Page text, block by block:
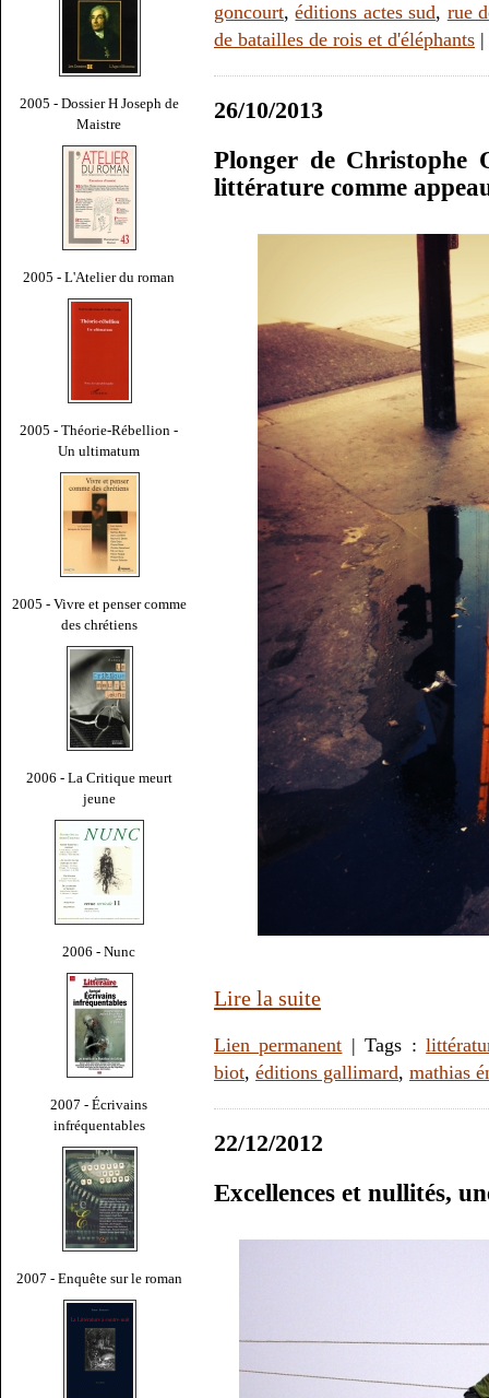
2005 - Dossier H Joseph de
Maistre
2005 - L'Atelier du roman
2005 - Théorie-Rébellion -
Un ultimatum
2005 - Vivre et penser comme
des chrétiens
2006 - La Critique meurt
jeune
2006 - Nunc
2007 - Écrivains
infréquentables
2007 - Enquête sur le roman
goncourt,éditions actes sud, rue
de batailles de rois et d'éléphants |
26/10/2013
Plonger de Christophe
littérature comme
Lire la suite
Lien permanent | Tags :
biot, éditions gallimard, mathias
22/12/2012
Excellences et nullités,